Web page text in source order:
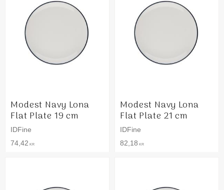
Modest Navy Lona
Flat Plate 19 cm
IDFine
74,42 KR
Modest Navy Lona
Flat Plate 21 cm
IDFine
82,18 KR